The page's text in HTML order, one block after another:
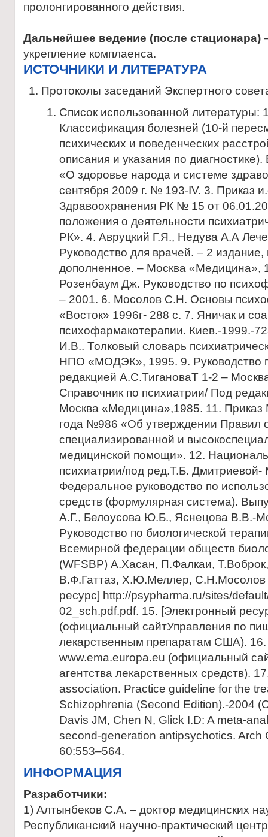
пролонгированного действия.
Дальнейшее ведение (после стационара)
укрепление комплаенса.
ИСТОЧНИКИ И ЛИТЕРАТУРА
Протоколы заседаний Экспертного
Список использованной литературы:
Классификация болезней (10-й
психических и поведенческих
описания и указания по
«О здоровье народа и системе
сентября 2009 г. № 193-IV. 3. Приказ
Здравоохранения РК № 15 от
положения о деятельности
РК». 4. Авруцкий Г.Я., Недува А.А
Руководство для врачей. – 2
дополненное. – Москва «Медицина»,
Розенбаум Дж. Руководство по
– 2001. 6. Мосолов С.Н. Основы
«Восток» 1996г- 288 с. 7. Яничак и
психофармакотерапии. Киев.-1999.-
И.В.. Толковый словарь
НПО «МОДЭК», 1995. 9. Руководство
редакцией А.С.ТигановаТ 1-2 –
Справочник по психиатрии/ Под
Москва «Медицина»,1985. 11. Приказ
года №986 «Об утверждении Правил
специализированной и
медицинской помощи». 12.
психиатрии/под ред.Т.Б. Дмитриевой-
Федеральное руководство по
средств (формулярная система).
А.Г., Белоусова Ю.Б., Яснецова В.В.-
Руководство по биологической
Всемирной федерации обществ
(WFSBP) А.Хасан, П.Фалкаи,
В.Ф.Гаттаз, Х.Ю.Меллер, С.Н.Мосолов
ресурс] http://psypharma.ru/sites/
02_sch.pdf.pdf. 15. [Электронный
(официальный сайтУправления по
лекарственным препаратам США).
www.ema.europa.eu (официальный
агентства лекарственных средств).
association. Practice guideline for the
Schizophrenia (Second Edition).-2004
Davis JM, Chen N, Glick I.D: A meta-
second-generation antipsychotics. Arch
60:553–564.
ИНФОРМАЦИЯ
Разработчики:
1) Алтынбеков С.А. – доктор медицинских
Республиканский научно-практический